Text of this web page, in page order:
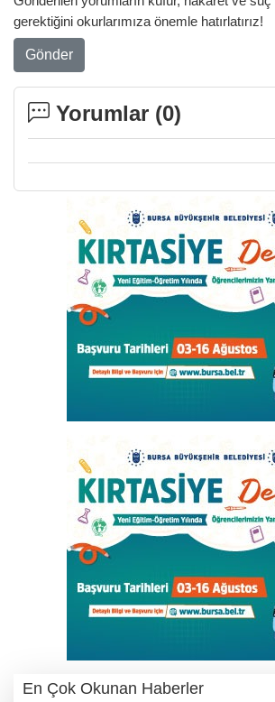
gerektiğini okurlarımıza önemle hatırlatırız!
Gönder
Yorumlar (0)
En Çok Okunan Haberler